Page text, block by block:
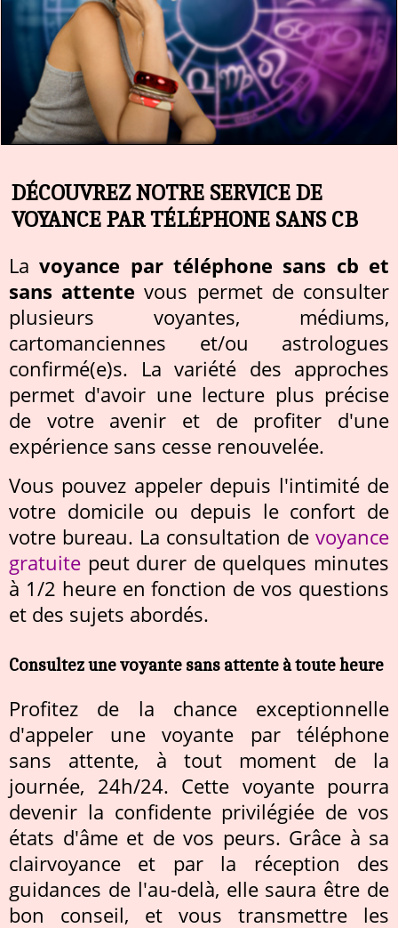
DÉCOUVREZ NOTRE SERVICE DE
VOYANCE PAR TÉLÉPHONE SANS CB
Lavoyance par téléphone sans cb et
sans attente vous permet de consulter
plusieurs voyantes, médiums,
cartomanciennes et/ou astrologues
confirmé(e)s. La variété des approches
permet d'avoir une lecture plus précise
de votre avenir et de profiter d'une
expérience sans cesse renouvelée.
Vous pouvez appeler depuis l'intimité de
votre domicile ou depuis le confort de
votre bureau. La consultation de voyance
gratuite peut durer de quelques minutes
à 1/2 heure en fonction de vos questions
et des sujets abordés.
Consultez une voyante sans attente à toute heure
Profitez de la chance exceptionnelle
d'appeler une voyante par téléphone
sans attente, à tout moment de la
journée, 24h/24. Cette voyante pourra
devenir la confidente privilégiée de vos
états d'âme et de vos peurs. Grâce à sa
clairvoyance et par la réception des
guidances de l'au-delà, elle saura être de
bon conseil, et vous transmettre les